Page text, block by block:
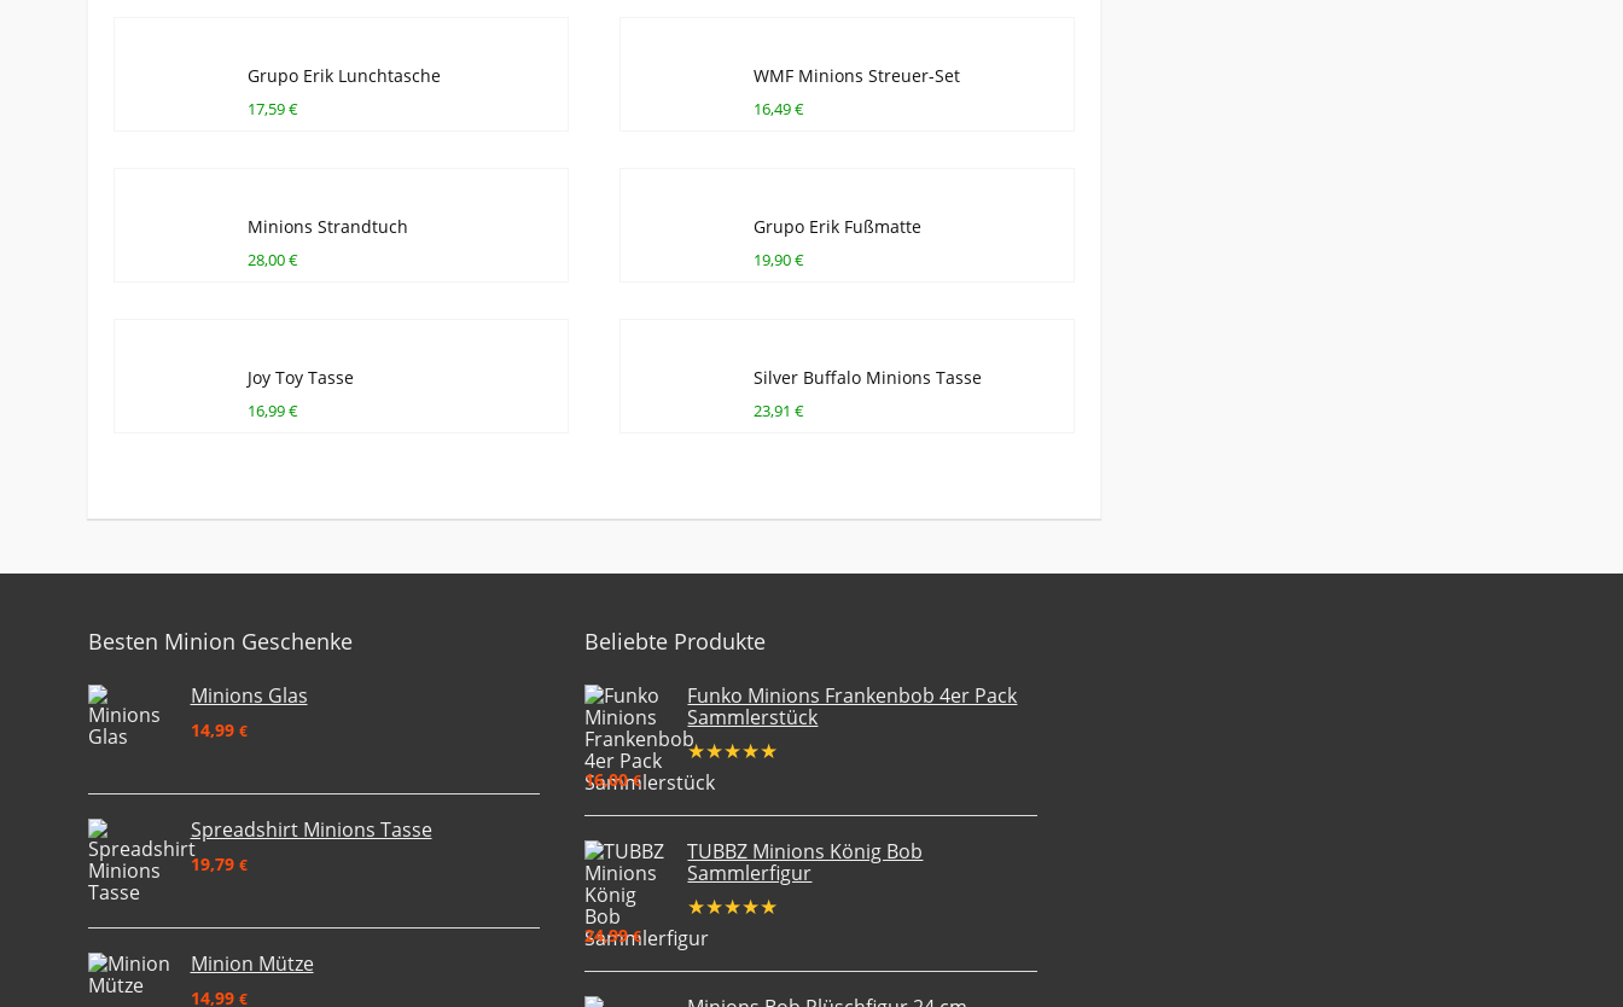
Grupo Erik Lunchtasche
17,59 €
WMF Minions Streuer-Set
16,49 €
Minions Strandtuch
28,00 €
Grupo Erik Fußmatte
19,90 €
Joy Toy Tasse
16,99 €
Silver Buffalo Minions Tasse
23,91 €
Besten Minion Geschenke
Minions Glas
14,99 €
Spreadshirt Minions Tasse
19,79 €
Minion Mütze
14,99 €
Beliebte Produkte
Funko Minions Frankenbob 4er Pack
Sammlerstück
★★★★★
16,00€
TUBBZ Minions König Bob
Sammlerfigur
★★★★★
24,99€